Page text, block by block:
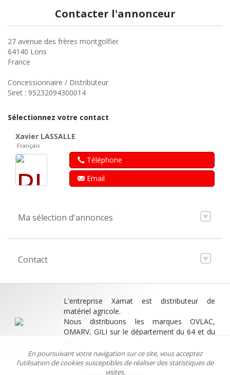
En poursuivant votre navigation sur ce site, vous acceptez
l’utilisation de cookies susceptibles de réaliser des statistiques de
visites.
Contacter l'annonceur
27 avenue des frères montgolfier
64140 Lons
France
Concessionnaire / Distributeur
Siret : 95232094300014
Sélectionnez votre contact
Xavier LASSALLE
Français
Téléphone
Email
Ma sélection d'annonces
Contact
L'entreprise Xamat est distributeur de
matériel agricole.
Nous distribuons les marques OVLAC,
OMARV, GILI sur le département du 64 et du